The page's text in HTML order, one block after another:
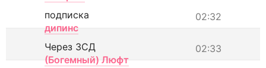
02:32
подписка
дипинс
02:33
Через ЗСД
(Богемный) Люфт